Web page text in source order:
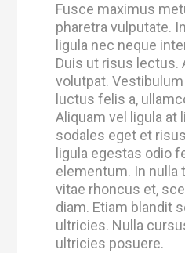
Fusce maximus
pharetra vulputate.
ligula nec neque
Duis ut risus lectus.
volutpat.
luctus felis a,
Aliquam vel ligula at
sodales eget et
ligula egestas odio
elementum. In nulla
vitae rhoncus et,
diam. Etiam blandit
ultricies. Nulla
ultricies posuere.